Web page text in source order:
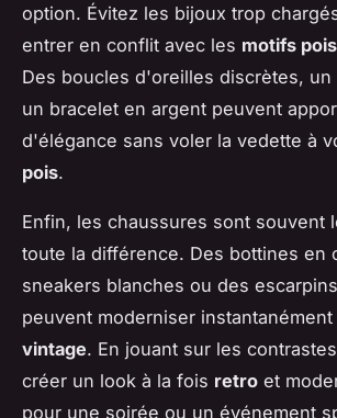
option. Évitez les bijoux trop
entrer en conflit avec les motifs pois
Des boucles d'oreilles discrètes,
un bracelet en argent peuvent
d'élégance sans voler la vedette à
pois.
Enfin, les chaussures sont souvent
toute la différence. Des bottines en
sneakers blanches ou des
peuvent moderniser instantanément
vintage. En jouant sur les
créer un look à la fois retro et
pour une soirée ou un événement